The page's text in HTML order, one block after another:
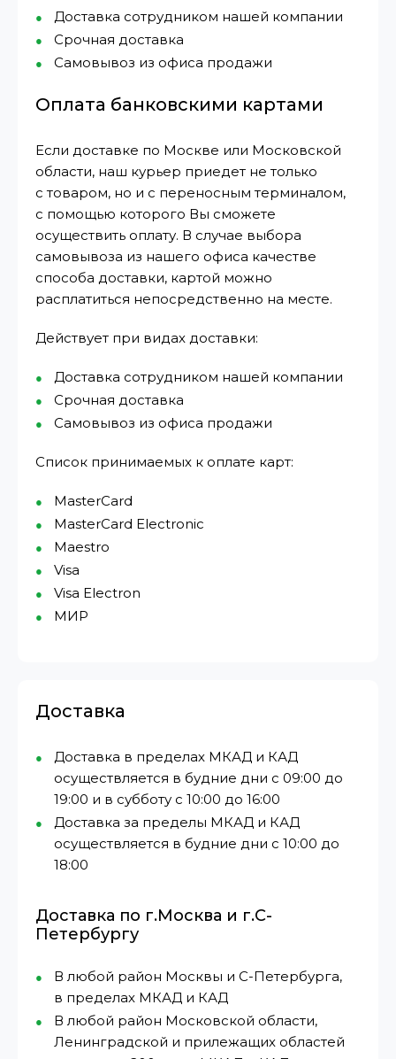
Доставка сотрудником нашей компании
Срочная доставка
Самовывоз из офиса продажи
Оплата банковскими картами
Если доставке по Москве или Московской
области, наш курьер приедет не только
с товаром, но и с переносным терминалом,
с помощью которого Вы сможете
осуществить оплату. В случае выбора
самовывоза из нашего офиса качестве
способа доставки, картой можно
расплатиться непосредственно на месте.
Действует при видах доставки:
Доставка сотрудником нашей компании
Срочная доставка
Самовывоз из офиса продажи
Список принимаемых к оплате карт:
MasterCard
MasterCard Electronic
Maestro
Visa
Visa Electron
МИР⁠
Доставка
Доставка в пределах МКАД и КАД
осуществляется в будние дни с 09:00 до
19:00 и в субботу с 10:00 до 16:00
Доставка за пределы МКАД и КАД
осуществляется в будние дни с 10:00 до
18:00
Доставка по г.Москва и г.С-
Петербургу
В любой район Москвы и С-Петербурга,
в пределах МКАД и КАД
В любой район Московской области,
Ленинградской и прилежащих областей